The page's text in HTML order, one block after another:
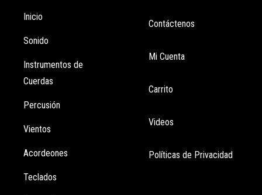
Inicio
Sonido
Instrumentos de
Cuerdas
Percusión
Vientos
Acordeones
Teclados
Contáctenos
Mi Cuenta
Carrito
Videos
Políticas de Privacidad